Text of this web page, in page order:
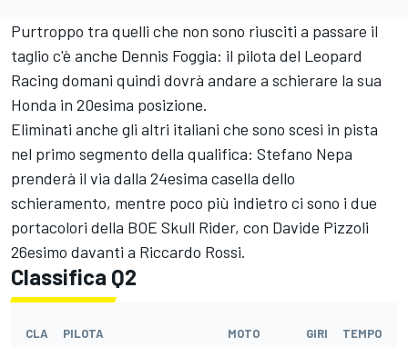
Purtroppo tra quelli che non sono riusciti a passare il
taglio c'è anche Dennis Foggia: il pilota del Leopard
Racing domani quindi dovrà andare a schierare la sua
Honda in 20esima posizione.
Eliminati anche gli altri italiani che sono scesi in pista
nel primo segmento della qualifica: Stefano Nepa
prenderà il via dalla 24esima casella dello
schieramento, mentre poco più indietro ci sono i due
portacolori della BOE Skull Rider, con Davide Pizzoli
26esimo davanti a Riccardo Rossi.
Classifica Q2
CLA PILOTA MOTO GIRI TEMPO